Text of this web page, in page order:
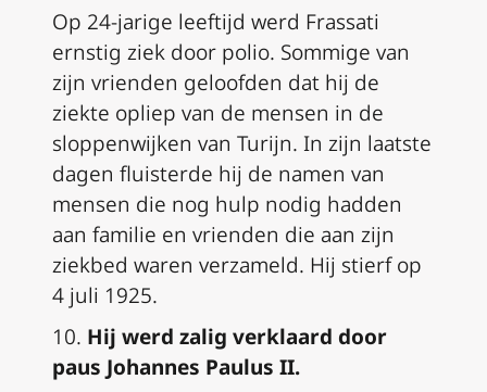
Op 24-jarige leeftijd werd Frassati
ernstig ziek door polio. Sommige van
zijn vrienden geloofden dat hij de
ziekte opliep van de mensen in de
sloppenwijken van Turijn. In zijn laatste
dagen fluisterde hij de namen van
mensen die nog hulp nodig hadden
aan familie en vrienden die aan zijn
ziekbed waren verzameld. Hij stierf op
4 juli 1925.
10. Hij werd zalig verklaard door
paus Johannes Paulus II.